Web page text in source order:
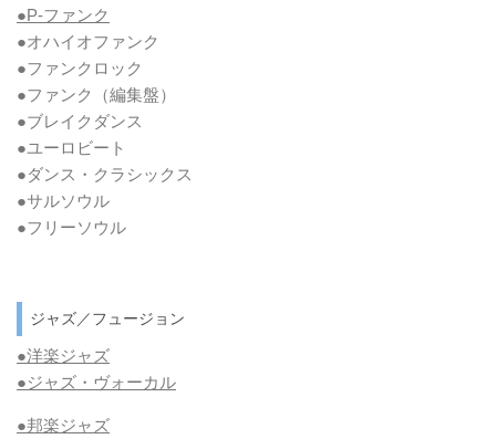
●P-ファンク
●オハイオファンク
●ファンクロック
●ファンク
（編集盤）
●ブレイクダンス
●ユーロビート
●ダンス・クラシックス
●サルソウル
●フリーソウル
ジャズ／フュージョン
●洋楽ジャズ
●ジャズ・ヴォーカル
●邦楽ジャズ